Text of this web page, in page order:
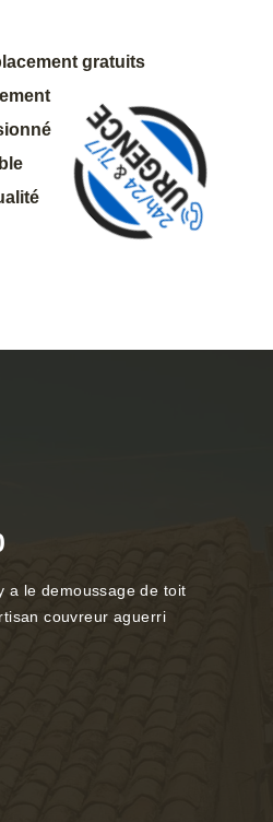
gratuits
a le demoussage de toit
couvreur aguerri